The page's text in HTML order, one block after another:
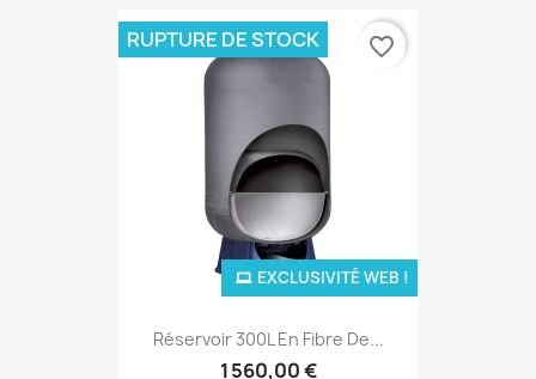
Réservoir 300L En Fibre De...
1 560,00 €
EXCLUSIVITÉ WEB !
RUPTURE DE STOCK favorite_border